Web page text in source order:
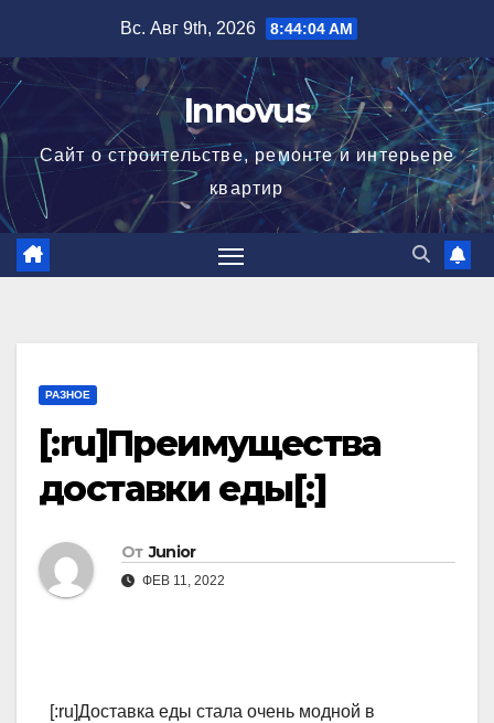
содержимому
Вс. Авг 9th, 2026 8:44:05 AM
Innovus
Сайт о строительстве, ремонте и интерьере
квартир
РАЗНОЕ
[:ru]Преимущества
доставки еды[:]
От Junior
ФЕВ 11, 2022
[:ru]Доставка еды стала очень модной в